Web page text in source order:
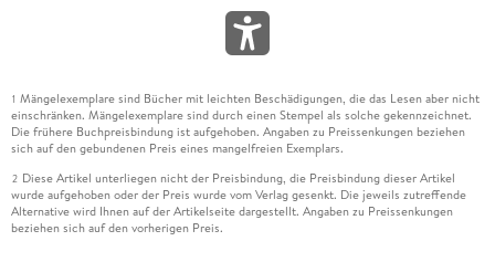
1 Mängelexemplare sind Bücher mit leichten Beschädigungen, die das Lesen aber nicht
einschränken. Mängelexemplare sind durch einen Stempel als solche gekennzeichnet.
Die frühere Buchpreisbindung ist aufgehoben. Angaben zu Preissenkungen beziehen
sich auf den gebundenen Preis eines mangelfreien Exemplars.
2 Diese Artikel unterliegen nicht der Preisbindung, die Preisbindung dieser Artikel
wurde aufgehoben oder der Preis wurde vom Verlag gesenkt. Die jeweils zutreffende
Alternative wird Ihnen auf der Artikelseite dargestellt. Angaben zu Preissenkungen
beziehen sich auf den vorherigen Preis.